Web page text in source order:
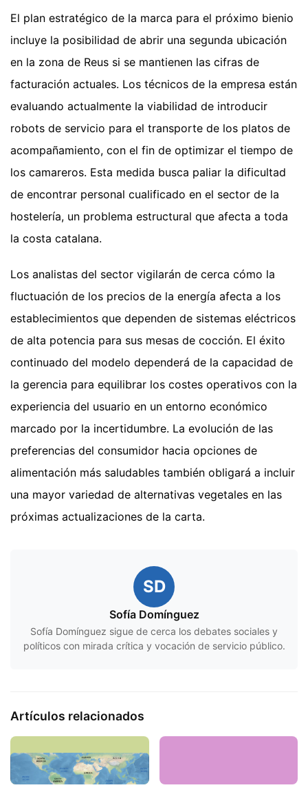
El plan estratégico de la marca para el próximo bienio
incluye la posibilidad de abrir una segunda ubicación
en la zona de Reus si se mantienen las cifras de
facturación actuales. Los técnicos de la empresa están
evaluando actualmente la viabilidad de introducir
robots de servicio para el transporte de los platos de
acompañamiento, con el fin de optimizar el tiempo de
los camareros. Esta medida busca paliar la dificultad
de encontrar personal cualificado en el sector de la
hostelería, un problema estructural que afecta a toda
la costa catalana.
Los analistas del sector vigilarán de cerca cómo la
fluctuación de los precios de la energía afecta a los
establecimientos que dependen de sistemas eléctricos
de alta potencia para sus mesas de cocción. El éxito
continuado del modelo dependerá de la capacidad de
la gerencia para equilibrar los costes operativos con la
experiencia del usuario en un entorno económico
marcado por la incertidumbre. La evolución de las
preferencias del consumidor hacia opciones de
alimentación más saludables también obligará a incluir
una mayor variedad de alternativas vegetales en las
próximas actualizaciones de la carta.
SD
Sofía Domínguez
Sofía Domínguez sigue de cerca los debates sociales y
políticos con mirada crítica y vocación de servicio público.
Artículos relacionados